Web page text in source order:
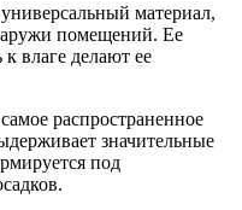
материал,
помещений. Ее
влаге делают ее
распространенное
значительные
под